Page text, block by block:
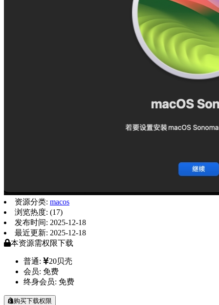
资源分类: macos
浏览热度: (17)
发布时间: 2025-12-18
最近更新: 2025-12-18
本资源需权限下载
普通:
20贝壳
会员: 免费
终身会员: 免费
购买下载权限